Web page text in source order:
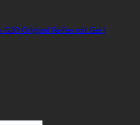
Original Reifen mit Gel |